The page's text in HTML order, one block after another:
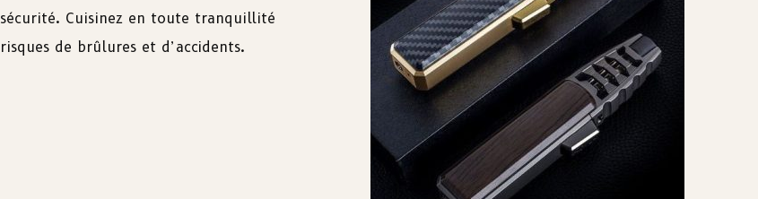
sécurité. Cuisinez en toute tranquillité
risques de brûlures et d’accidents.